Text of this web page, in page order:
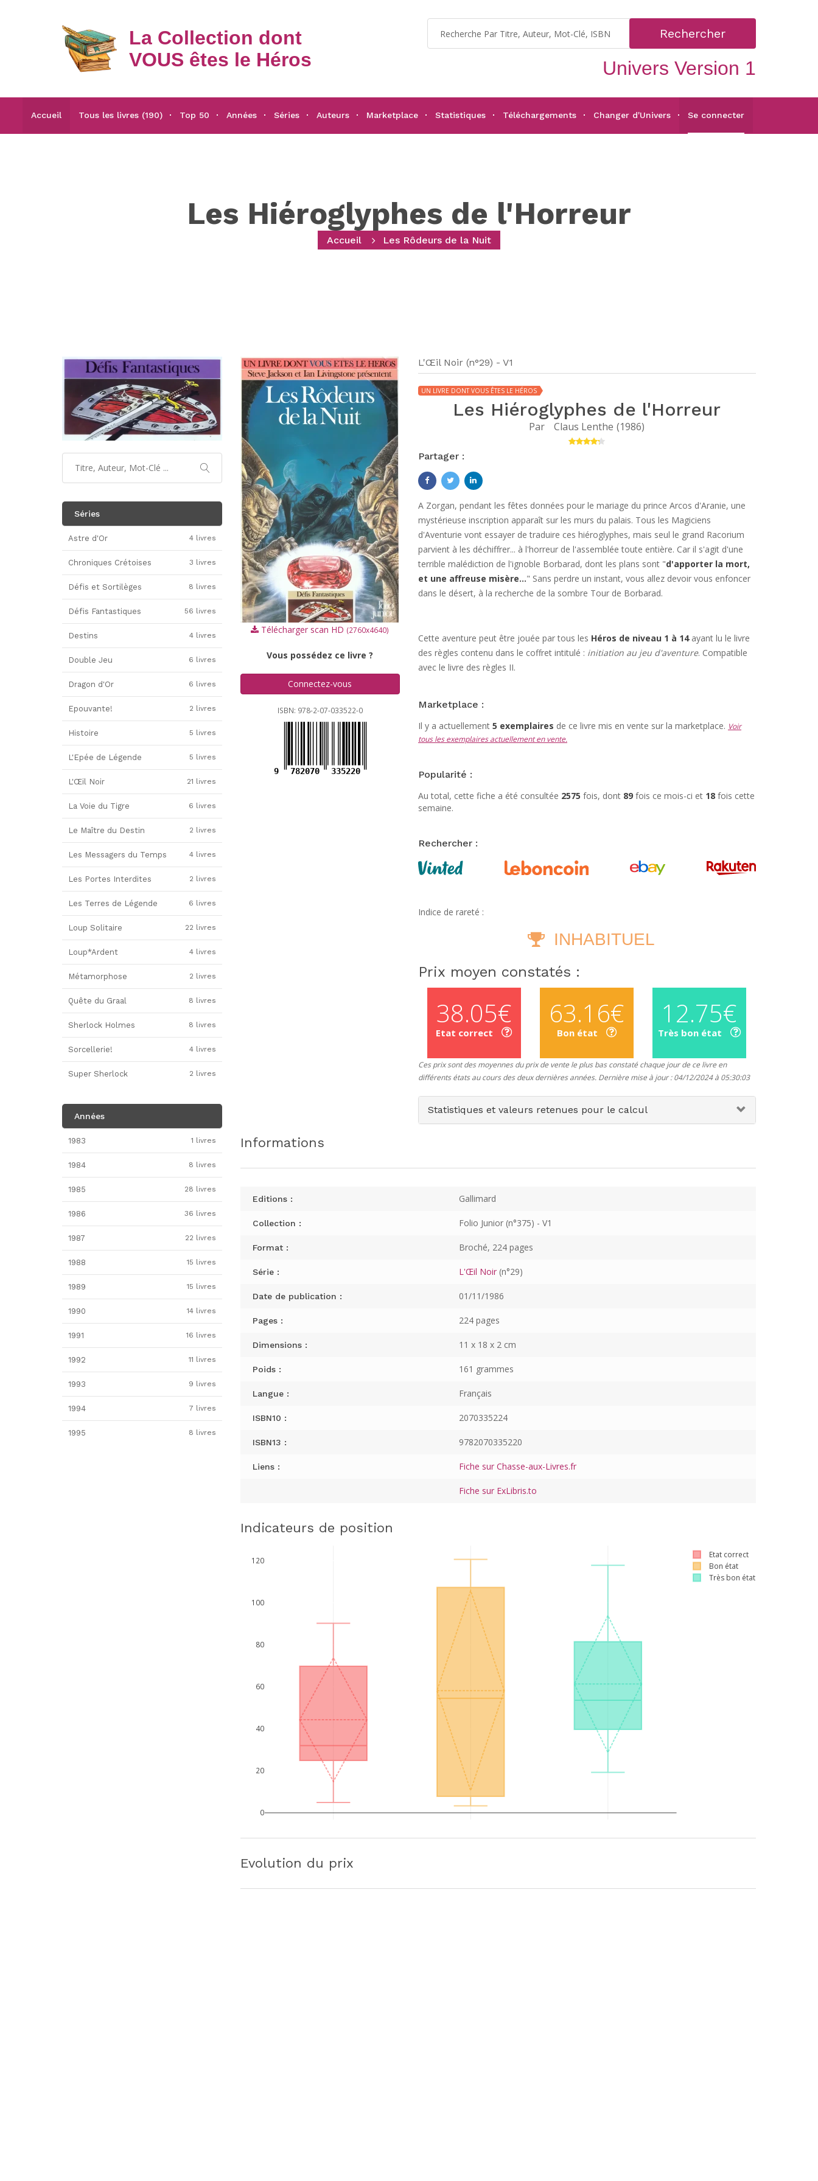
La Collection dont
VOUS êtes le Héros
Rechercher
Univers Version 1
Accueil Tous les livres (190) Top 50 Années Séries Auteurs Marketplace Statistiques Téléchargements Changer d'Univers Se connecter
Les Hiéroglyphes de l'Horreur
Accueil Les Rôdeurs de la Nuit
Télécharger scan HD (2760x4640)
Vous possédez ce livre ?
Connectez-vous
ISBN: 978-2-07-033522-0
9 782070 335220
L'Œil Noir (n°29) - V1
UN LIVRE DONT VOUS ÊTES LE HÉROS
Les Hiéroglyphes de l'Horreur
Par Claus Lenthe (1986)
Partager :
A Zorgan, pendant les fêtes données pour le mariage du prince Arcos d'Aranie, une
mystérieuse inscription apparaît sur les murs du palais. Tous les Magiciens
d'Aventurie vont essayer de traduire ces hiéroglyphes, mais seul le grand Racorium
parvient à les déchiffrer... à l'horreur de l'assemblée toute entière. Car il s'agit d'une
terrible malédiction de l'ignoble Borbarad, dont les plans sont "d'apporter la mort,
et une affreuse misère..." Sans perdre un instant, vous allez devoir vous enfoncer
dans le désert, à la recherche de la sombre Tour de Borbarad.
Cette aventure peut être jouée par tous les Héros de niveau 1 à 14ayant lu le livre
des règles contenu dans le coffret intitulé : initiation au jeu d'aventure. Compatible
avec le livre des règles II.
Marketplace :
Il y a actuellement 5 exemplaires de ce livre mis en vente sur la marketplace. Voir
tous les exemplaires actuellement en vente.
Popularité :
Au total, cette fiche a été consultée 2575 fois, dont 89fois ce mois-ci et 18fois cette
semaine.
Rechercher :
Indice de rareté :
INHABITUEL
Prix moyen constatés :
38.05€
Etat correct
63.16€
Bon état
12.75€
Très bon état
Ces prix sont des moyennes du prix de vente le plus bas constaté chaque jour de ce livre en
différents états au cours des deux dernières années. Dernière mise à jour : 04/12/2024 à 05:30:03
Statistiques et valeurs retenues pour le calcul
Informations
Editions : Gallimard
Collection : Folio Junior (n°375) - V1
Format : Broché, 224 pages
Série : L'Œil Noir(n°29)
Date de publication : 01/11/1986
Pages : 224 pages
Dimensions : 11 x 18 x 2 cm
Poids : 161 grammes
Langue : Français
ISBN10 : 2070335224
ISBN13 : 9782070335220
Liens : Fiche sur Chasse-aux-Livres.fr
Fiche sur ExLibris.to
Indicateurs de position
0
20
40
60
80
100
120
Etat correct
Bon état
Très bon état
Evolution du prix
Séries
Astre d'Or 4 livres
Chroniques Crétoises 3 livres
Défis et Sortilèges 8 livres
Défis Fantastiques 56 livres
Destins 4 livres
Double Jeu 6 livres
Dragon d'Or 6 livres
Epouvante! 2 livres
Histoire 5 livres
L'Epée de Légende 5 livres
L'Œil Noir 21 livres
La Voie du Tigre 6 livres
Le Maître du Destin 2 livres
Les Messagers du Temps 4 livres
Les Portes Interdites 2 livres
Les Terres de Légende 6 livres
Loup Solitaire 22 livres
Loup*Ardent 4 livres
Métamorphose 2 livres
Quête du Graal 8 livres
Sherlock Holmes 8 livres
Sorcellerie! 4 livres
Super Sherlock 2 livres
Années
1983 1 livres
1984 8 livres
1985 28 livres
1986 36 livres
1987 22 livres
1988 15 livres
1989 15 livres
1990 14 livres
1991 16 livres
1992 11 livres
1993 9 livres
1994 7 livres
1995 8 livres